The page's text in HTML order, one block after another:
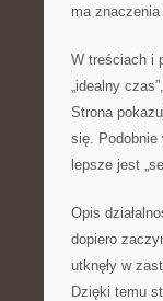
ma
W treściach i
„idealny
Strona
się. Podobnie
lepsze jest
Opis
dopiero
utknęły w
Dzięki temu